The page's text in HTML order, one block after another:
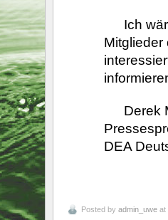
Ich
Mitglieder
Derek
DEA
Posted by admin_uweat